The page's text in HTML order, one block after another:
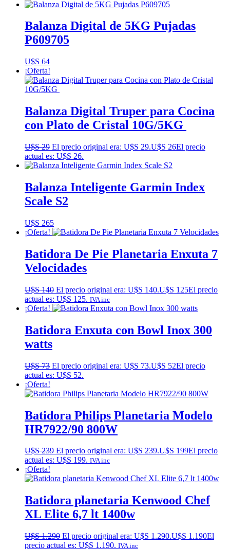
Balanza Digital de 5KG Pujadas
P609705
U$S 64
¡Oferta!
Balanza Digital Truper para Cocina
con Plato de Cristal 10G/5KG
U$S29 El precio original era: U$S 29.U$S 26El precio
actual es: U$S 26.
Balanza Inteligente Garmin Index
Scale S2
U$S 265
¡Oferta!
Batidora De Pie Planetaria Enxuta 7
Velocidades
U$S140 El precio original era: U$S 140.U$S 125El precio
actual es: U$S 125. IVA inc
¡Oferta!
Batidora Enxuta con Bowl Inox 300
watts
U$S73 El precio original era: U$S 73.U$S 52El precio
actual es: U$S 52.
¡Oferta!
Batidora Philips Planetaria Modelo
HR7922/90 800W
U$S239 El precio original era: U$S 239.U$S 199El precio
actual es: U$S 199. IVA inc
¡Oferta!
Batidora planetaria Kenwood Chef
XL Elite 6,7 lt 1400w
U$S1.290 El precio original era: U$S 1.290.U$S 1.190El
precio actual es: U$S 1.190. IVA inc